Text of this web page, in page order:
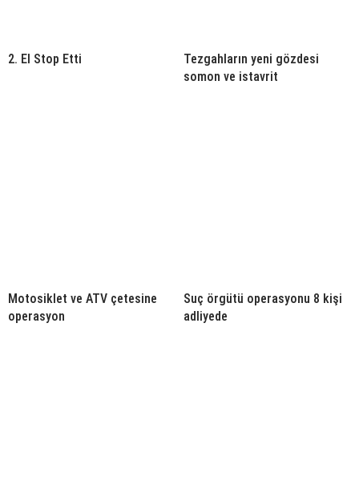
2. El Stop Etti
Tezgahların yeni gözdesi
somon ve istavrit
Motosiklet ve ATV çetesine
operasyon
Suç örgütü operasyonu 8 kişi
adliyede